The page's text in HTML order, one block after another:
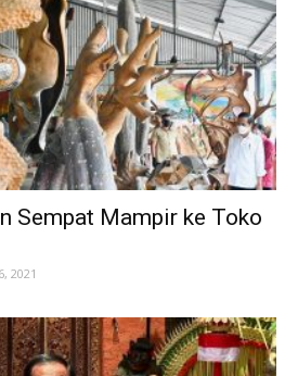
Sempat Mampir ke Toko
2021